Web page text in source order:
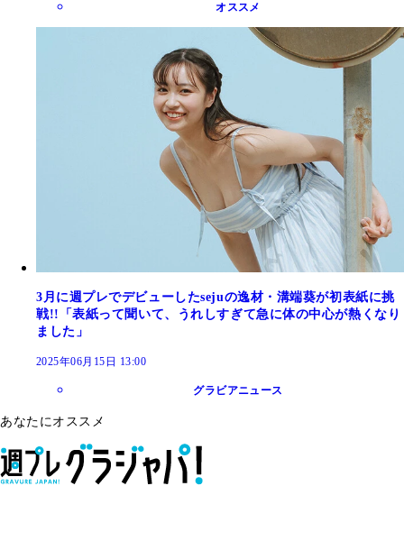
オススメ
3月に週プレでデビューしたsejuの逸材・溝端葵が初表紙に挑
戦!!「表紙って聞いて、うれしすぎて急に体の中心が熱くなり
ました」
2025年06月15日 13:00
グラビアニュース
あなたにオススメ